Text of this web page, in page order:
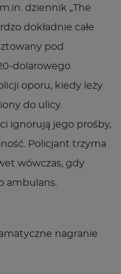
dziennik „The
dokładnie całe
pod
dolarowego
oporu, kiedy leży
do ulicy.
ignorują jego prośby,
Policjant trzyma
wówczas, gdy
ambulans.
nagranie